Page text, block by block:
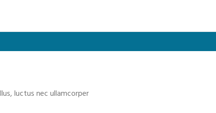
luctus nec ullamcorper